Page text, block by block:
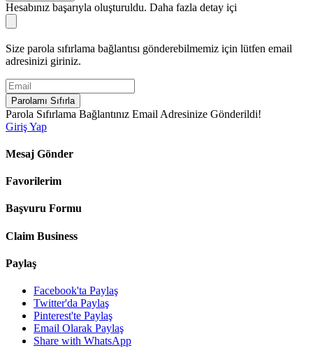
Hesabınız başarıyla oluşturuldu. Daha fazla detay içi
Size parola sıfırlama bağlantısı gönderebilmemiz için lütfen email
adresinizi giriniz.
Parolamı Sıfırla
Parola Sıfırlama Bağlantınız Email Adresinize Gönderildi!
Giriş Yap
Mesaj Gönder
Favorilerim
Başvuru Formu
Claim Business
Paylaş
Facebook'ta Paylaş
Twitter'da Paylaş
Pinterest'te Paylaş
Email Olarak Paylaş
Share with WhatsApp